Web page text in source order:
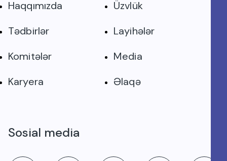
Haqqımızda
Üzvlük
Tədbirlər
Layihələr
Komitələr
Media
Karyera
Əlaqə
Sosial media